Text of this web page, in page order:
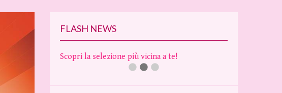
FLASH NEWS
Scopri la selezione più vicina a te!